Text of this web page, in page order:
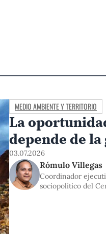
MEDIO AMBIENTE Y TERRITORIO
La
depende de
03.07.2026
Rómulo Villegas
Coordinador
sociopolítico del